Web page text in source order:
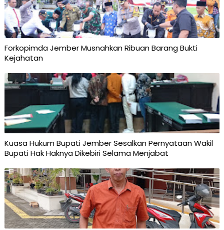
Forkopimda Jember Musnahkan Ribuan Barang Bukti
Kejahatan
Kuasa Hukum Bupati Jember Sesalkan Pernyataan Wakil
Bupati Hak Haknya Dikebiri Selama Menjabat